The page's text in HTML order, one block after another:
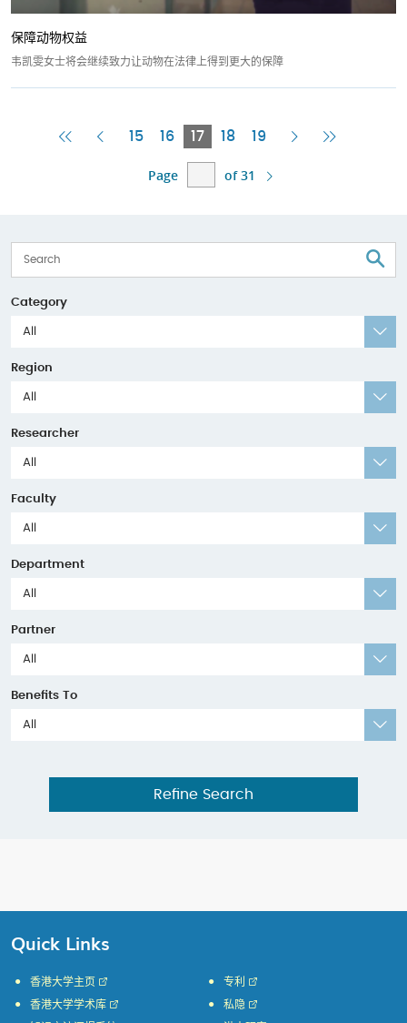
保障动物权益
韦凯雯女士将会继续致力让动物在法律上得到更大的保障
FirstPrevious
15 16 17Current
18 19
Next Last
Page of 31
Category
All
Region
All
Researcher
All
Faculty
All
Department
All
Partner
All
Benefits To
All
Refine Search
Quick Links
香港大学主页
香港大学学术库
专利
私隐